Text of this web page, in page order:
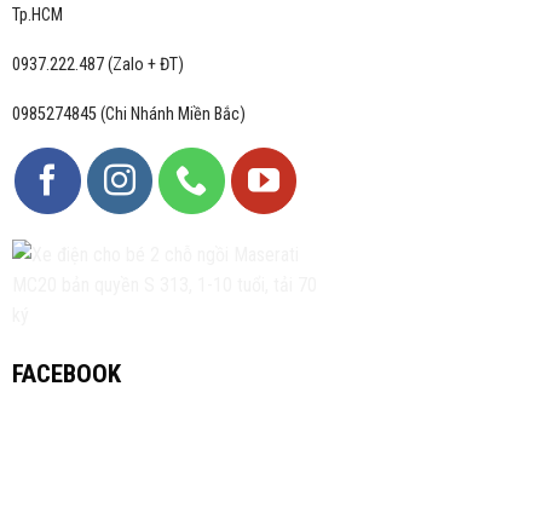
Tp.HCM
0937.222.487 (Zalo + ĐT)
0985274845 (Chi Nhánh Miền Bắc)
FACEBOOK